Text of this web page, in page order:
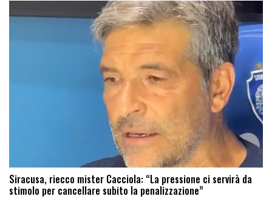
Siracusa, riecco mister Cacciola: “La pressione ci servirà da
stimolo per cancellare subito la penalizzazione”